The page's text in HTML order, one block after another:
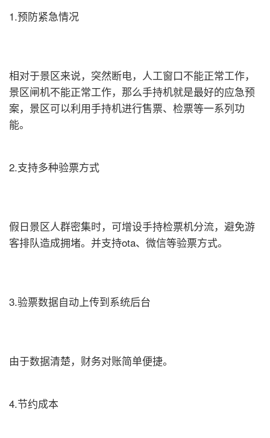
1.预防紧急情况
相对于景区来说，突然断电，人工窗口不能正常工作，
景区闸机不能正常工作，那么手持机就是最好的应急预
案，景区可以利用手持机进行售票、检票等一系列功
能。
2.支持多种验票方式
假日景区人群密集时，可增设手持检票机分流，避免游
客排队造成拥堵。并支持ota、微信等验票方式。
3.验票数据自动上传到系统后台
由于数据清楚，财务对账简单便捷。
4.节约成本